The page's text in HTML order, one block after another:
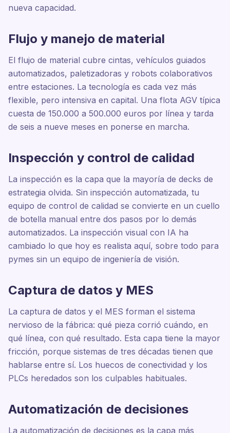
nueva capacidad.
Flujo y manejo de material
El flujo de material cubre cintas, vehículos guiados
automatizados, paletizadoras y robots colaborativos
entre estaciones. La tecnología es cada vez más
flexible, pero intensiva en capital. Una flota AGV típica
cuesta de 150.000 a 500.000 euros por línea y tarda
de seis a nueve meses en ponerse en marcha.
Inspección y control de calidad
La inspección es la capa que la mayoría de decks de
estrategia olvida. Sin inspección automatizada, tu
equipo de control de calidad se convierte en un cuello
de botella manual entre dos pasos por lo demás
automatizados. La inspección visual con IA ha
cambiado lo que hoy es realista aquí, sobre todo para
pymes sin un equipo de ingeniería de visión.
Captura de datos y MES
La captura de datos y el MES forman el sistema
nervioso de la fábrica: qué pieza corrió cuándo, en
qué línea, con qué resultado. Esta capa tiene la mayor
fricción, porque sistemas de tres décadas tienen que
hablarse entre sí. Los huecos de conectividad y los
PLCs heredados son los culpables habituales.
Automatización de decisiones
La automatización de decisiones es la capa más